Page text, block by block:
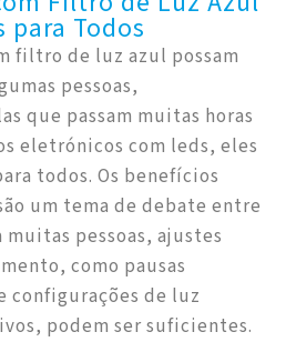
para Todos
filtro de luz azul possam
pessoas,
que passam muitas horas
eletrónicos com leds, eles
todos. Os benefícios
um tema de debate entre
muitas pessoas, ajustes
como pausas
configurações de luz
podem ser suficientes.